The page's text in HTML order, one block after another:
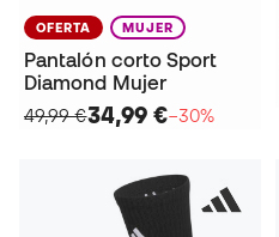
OFERTA MUJER
Pantalón corto Sport
Diamond Mujer
49,99 €34,99 €−30%